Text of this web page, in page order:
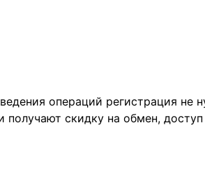
операций регистрация не
получают скидку на обмен,